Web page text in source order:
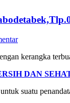
kerangka
DAN
suatu